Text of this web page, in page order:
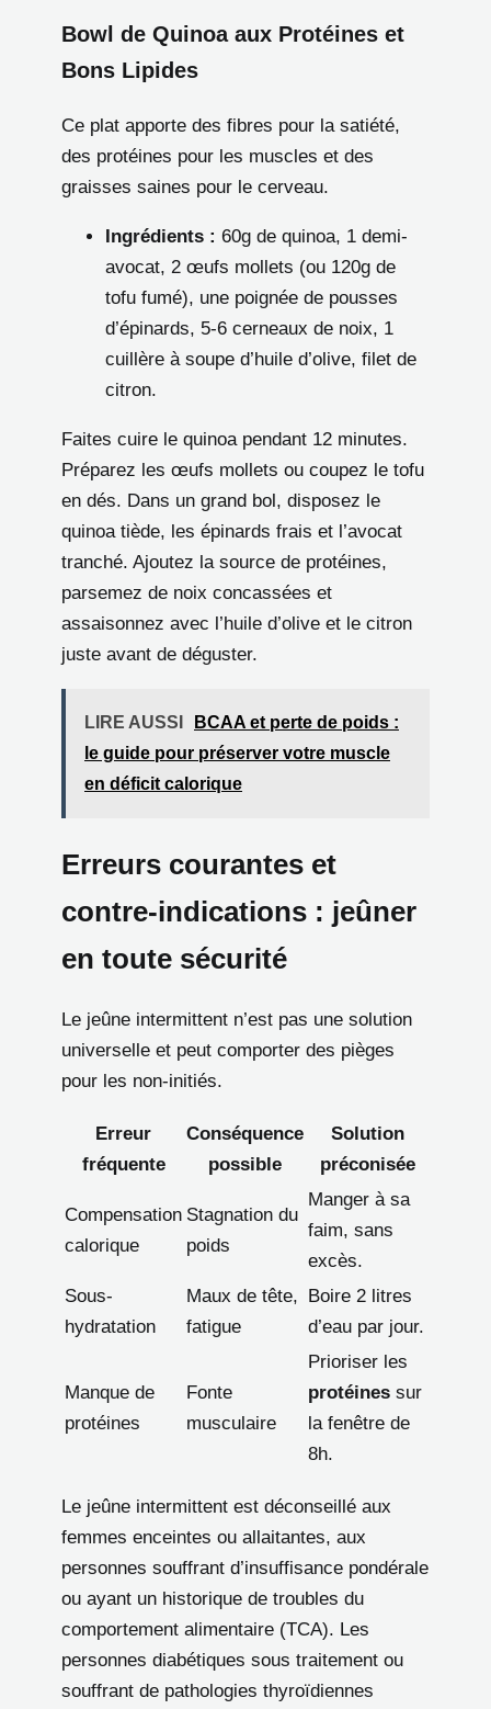
Bowl de Quinoa aux Protéines et
Bons Lipides
Ce plat apporte des fibres pour la satiété,
des protéines pour les muscles et des
graisses saines pour le cerveau.
Ingrédients : 60g de quinoa, 1 demi-
avocat, 2 œufs mollets (ou 120g de
tofu fumé), une poignée de pousses
d’épinards, 5-6 cerneaux de noix, 1
cuillère à soupe d’huile d’olive, filet de
citron.
Faites cuire le quinoa pendant 12 minutes.
Préparez les œufs mollets ou coupez le tofu
en dés. Dans un grand bol, disposez le
quinoa tiède, les épinards frais et l’avocat
tranché. Ajoutez la source de protéines,
parsemez de noix concassées et
assaisonnez avec l’huile d’olive et le citron
juste avant de déguster.
LIRE AUSSI
BCAA et perte de poids :
le guide pour préserver votre muscle
en déficit calorique
Erreurs courantes et
contre-indications : jeûner
en toute sécurité
Le jeûne intermittent n’est pas une solution
universelle et peut comporter des pièges
pour les non-initiés.
Erreur
fréquente
Conséquence
possible
Solution
préconisée
Compensation
calorique
Stagnation du
poids
Manger à sa
faim, sans
excès.
Sous-
hydratation
Maux de tête,
fatigue
Boire 2 litres
d’eau par jour.
Manque de
protéines
Fonte
musculaire
Prioriser les
protéines sur
la fenêtre de
8h.
Le jeûne intermittent est déconseillé aux
femmes enceintes ou allaitantes, aux
personnes souffrant d’insuffisance pondérale
ou ayant un historique de troubles du
comportement alimentaire (TCA). Les
personnes diabétiques sous traitement ou
souffrant de pathologies thyroïdiennes